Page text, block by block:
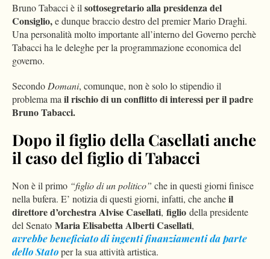
Bruno Tabacci è ilsottosegretario alla presidenza del
Consiglio,e dunque braccio destro del premier Mario Draghi.
Una personalità molto importante all’interno del Governo perchè
Tabacci ha le deleghe per la programmazione economica del
governo.
SecondoDomani, comunque, non è solo lo stipendio il
problema mail rischio di un conflitto di interessi per il padre
Bruno Tabacci.
Dopo il figlio della Casellati anche
il caso del figlio di Tabacci
Non è il primo “figlio di un politico” che in questi giorni finisce
nella bufera. E’ notizia di questi giorni, infatti, che ancheil
direttore d’orchestraAlvise Casellati, figlio della presidente
del Senato Maria Elisabetta Alberti Casellati,
avrebbe beneficiato di ingenti finanziamenti da parte
dello Statoper la sua attività artistica.